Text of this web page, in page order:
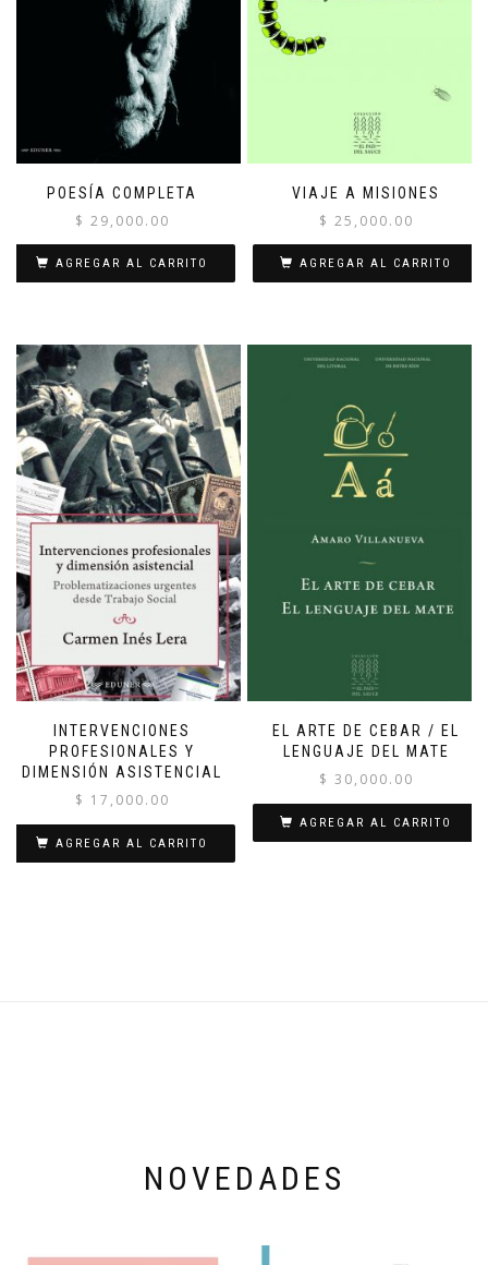
POESÍA COMPLETA
$ 29,000.00
AGREGAR AL CARRITO
VIAJE A MISIONES
$ 25,000.00
AGREGAR AL CARRITO
INTERVENCIONES
PROFESIONALES Y
DIMENSIÓN ASISTENCIAL
$ 17,000.00
AGREGAR AL CARRITO
EL ARTE DE CEBAR / EL
LENGUAJE DEL MATE
$ 30,000.00
AGREGAR AL CARRITO
NOVEDADES